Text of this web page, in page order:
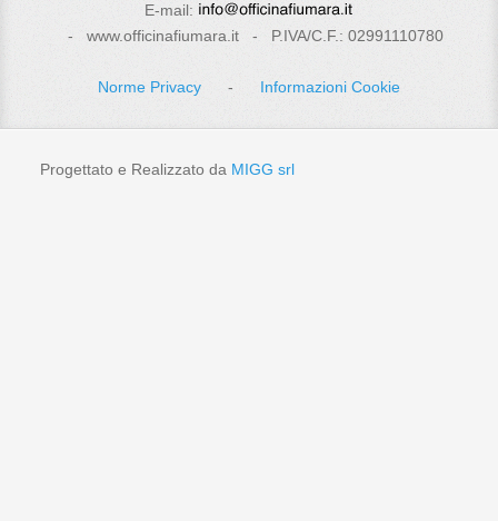
E-mail:
- www.officinafiumara.it - P.IVA/C.F.: 02991110780
Norme Privacy - Informazioni Cookie
Progettato e Realizzato da MIGG srl